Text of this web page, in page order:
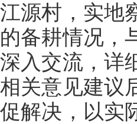
江源村，实地
的备耕情况，
深入交流，详
相关意见建议
促解决，以实